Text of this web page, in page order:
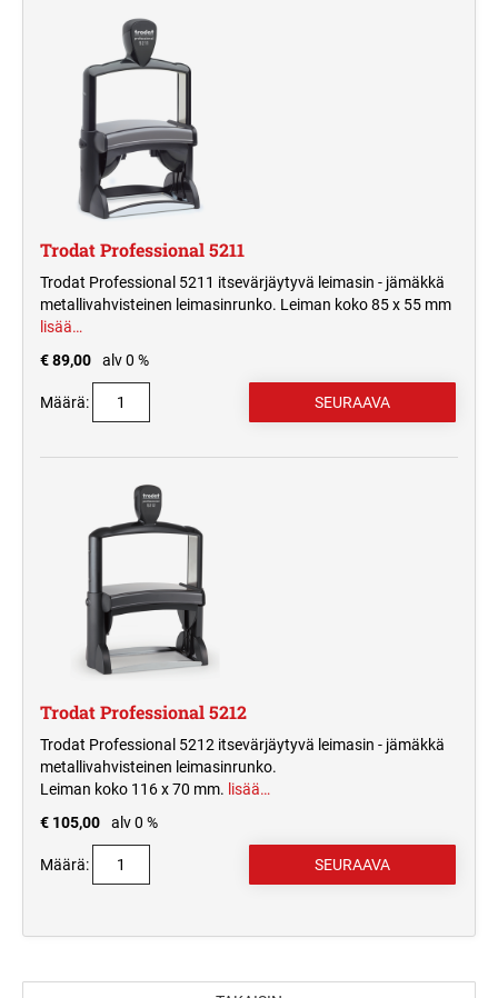
Trodat Professional 5211
Trodat Professional 5211 itsevärjäytyvä leimasin - jämäkkä
metallivahvisteinen leimasinrunko. Leiman koko 85 x 55 mm
lisää…
€ 89,00
alv 0 %
Määrä:
Trodat Professional 5212
Trodat Professional 5212 itsevärjäytyvä leimasin - jämäkkä
metallivahvisteinen leimasinrunko.
Leiman koko 116 x 70 mm. lisää…
€ 105,00
alv 0 %
Määrä: